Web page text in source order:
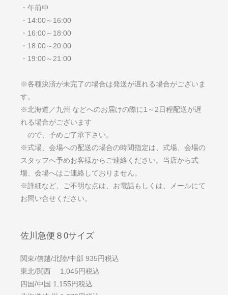
・午前中
・14:00～16:00
・16:00～18:00
・18:00～20:00
・19:00～21:00
※各種決済が未完了の場合は発送が遅れる場合がございま
す。
※北海道／九州 などへのお届けの際に1～2日程配送が遅
れる場合がございます
ので、予めご了承下さい。
※式場、会場への配送の場合の時間指定は、式場、会場の
スタッフへ予めお客様からご連絡ください。当店から式
場、会場へはご連絡しておりません。
※詳細など、ご不明な点は、お電話もしくは、メールにて
お問い合せください。
佐川急便８0サイズ
関東/信越/北陸/中部 935円税込
東北/関西 1,045円税込
四国/中国 1,155円税込